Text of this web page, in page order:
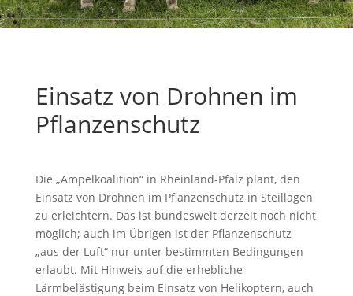
Einsatz von Drohnen im
Pflanzenschutz
Die „Ampelkoalition“ in Rheinland-Pfalz plant, den
Einsatz von Drohnen im Pflanzenschutz in Steillagen
zu erleichtern. Das ist bundesweit derzeit noch nicht
möglich; auch im Übrigen ist der Pflanzenschutz
„aus der Luft“ nur unter bestimmten Bedingungen
erlaubt. Mit Hinweis auf die erhebliche
Lärmbelästigung beim Einsatz von Helikoptern, auch